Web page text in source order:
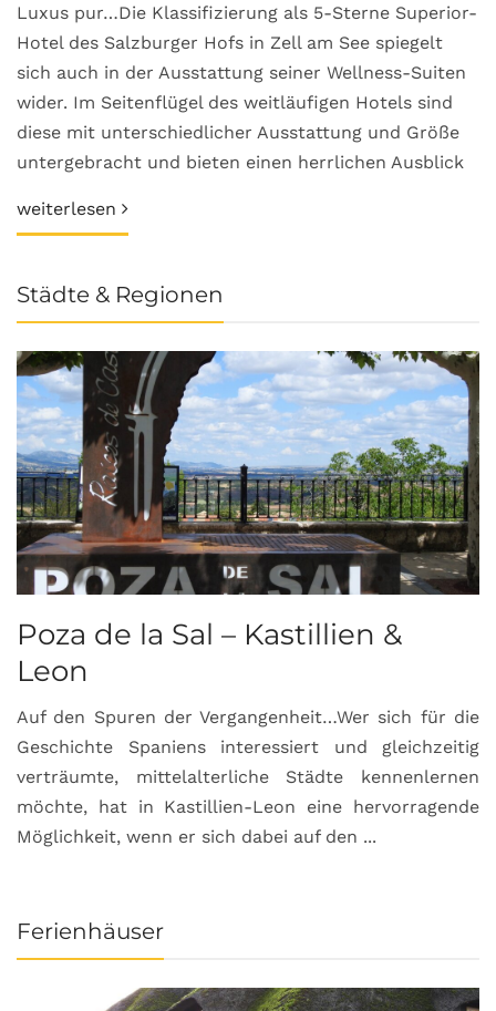
Luxus pur…Die Klassifizierung als 5-Sterne Superior-
Hotel des Salzburger Hofs in Zell am See spiegelt
sich auch in der Ausstattung seiner Wellness-Suiten
wider. Im Seitenflügel des weitläufigen Hotels sind
diese mit unterschiedlicher Ausstattung und Größe
untergebracht und bieten einen herrlichen Ausblick
weiterlesen
Städte & Regionen
Poza de la Sal – Kastillien &
Leon
Auf den Spuren der Vergangenheit…Wer sich für die
Geschichte Spaniens interessiert und gleichzeitig
verträumte, mittelalterliche Städte kennenlernen
möchte, hat in Kastillien-Leon eine hervorragende
Möglichkeit, wenn er sich dabei auf den ...
Ferienhäuser